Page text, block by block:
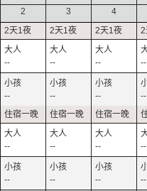
2
--
--
--
--
3
--
--
--
--
4
--
--
--
--
--
--
--
--